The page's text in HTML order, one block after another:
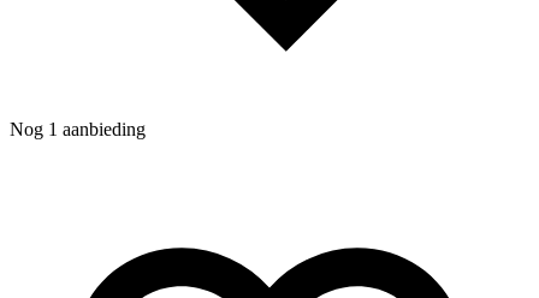
Nog 1 aanbieding